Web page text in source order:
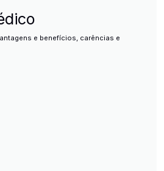
e benefícios, carências e